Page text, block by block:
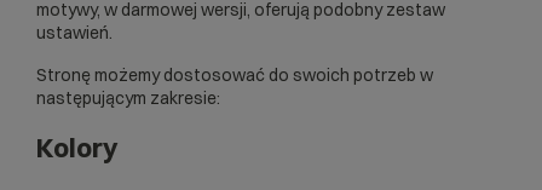
motywy, w darmowej wersji, oferują podobny zestaw
ustawień.
Stronę możemy dostosować do swoich potrzeb w
następującym zakresie:
Kolory